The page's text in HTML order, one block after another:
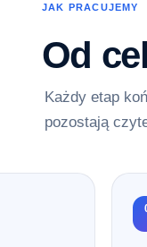
JAK PRACUJEMY
Od
Każdy etap
pozostają